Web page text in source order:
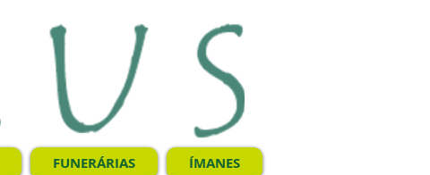
FUNERÁRIAS ÍMANES